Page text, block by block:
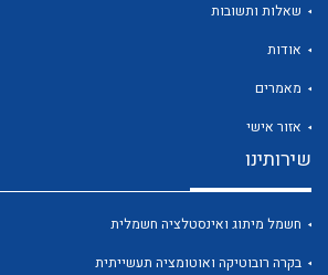
שאלות ותשובות
אודות
מאמרים
אזור אישי
שירותינו
חשמל מיתוג ואינסטלציה חשמלית
בקרה רובוטיקה ואוטומציה תעשייתית